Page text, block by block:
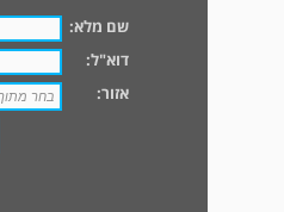
שם מלא:
דוא"ל:
אזור: